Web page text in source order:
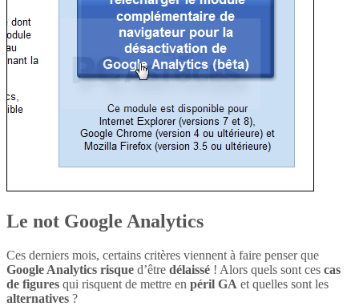
Le not Google Analytics
Ces derniers mois, certains critères viennent à faire penser que
Google Analytics risque d’être délaissé ! Alors quels sont ces cas
de figures qui risquent de mettre en péril GA et quelles sont les
alternatives ?